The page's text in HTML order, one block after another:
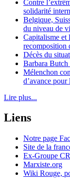
Contre
solidarité
Belgique,
du niveau de
Capitalisme et
recomposition
Décès du
Barbara Butch
Mélenchon
d’avance pour
Lire plus...
Liens
Notre page
Site de la
Ex-Groupe
Marxiste.org
Wiki Rouge,